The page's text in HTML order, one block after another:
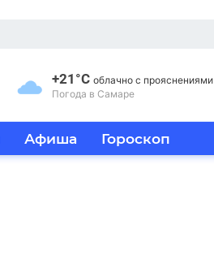
+21°C облачно с прояснениями
Погода в Самаре
Афиша Гороскоп